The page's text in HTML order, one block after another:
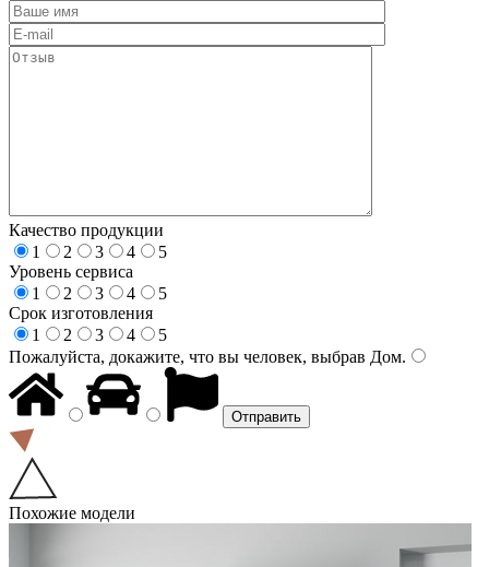
Качество продукции
1
2 3 4
5
Уровень сервиса
1
2 3 4
5
Срок изготовления
1
2 3 4
5
Пожалуйста, докажите, что вы человек, выбрав Дом.
Похожие модели